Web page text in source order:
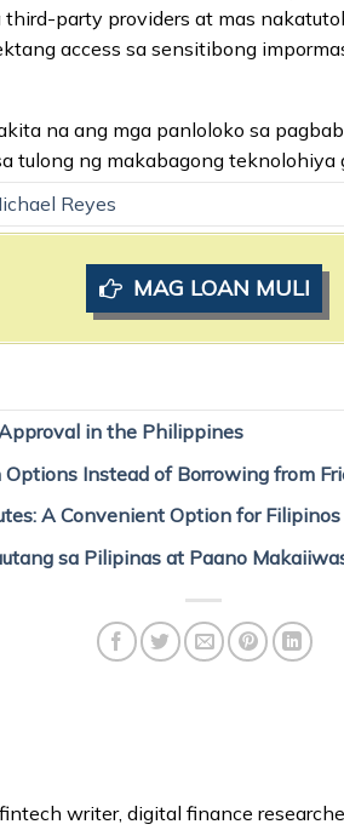
party providers at mas
access sa sensitibong
na ang mga panloloko sa
tulong ng makabagong teknolohiya
Reyes
MAG LOAN MULI
in the Philippines
Instead of Borrowing from
A Convenient Option for Filipinos
sa Pilipinas at Paano
writer, digital finance